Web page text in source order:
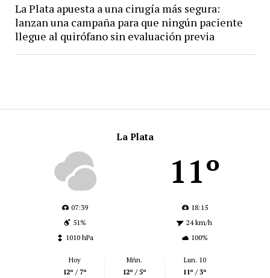
La Plata
11º
07:39
18:15
51%
24 km/h
1010 hPa
100%
Hoy
12º / 7º
Mñn.
12º / 5º
Lun. 10
11º / 3º
La Plata apuesta a una cirugía más segura:
lanzan una campaña para que ningún paciente
llegue al quirófano sin evaluación previa